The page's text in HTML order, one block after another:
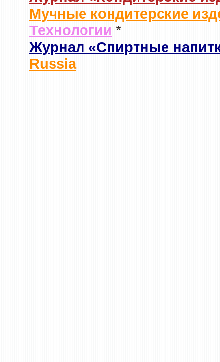
Мучные кондитерские
Технологии *
Журнал «Спиртные
Russia